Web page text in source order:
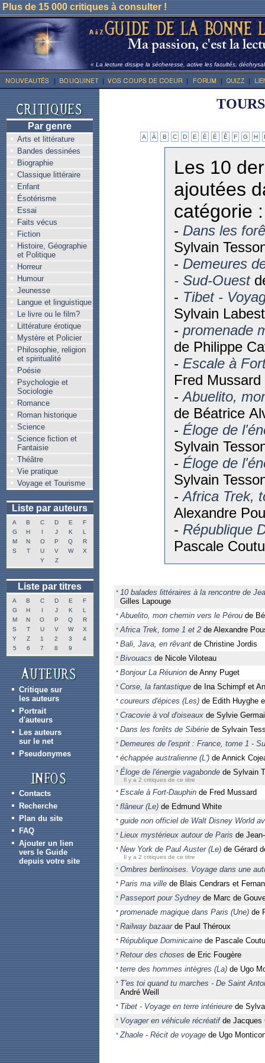
Plus de 15 000 critiques à consulter !
« La lecture dissipe la sécheresse, active les facultés,
Par genre
Arts et littérature
Bandes dessinées
Biographie
Classique littéraire
Enfant
Ésotérisme
Essai
Faits vécus
Fiction
Histoire, Géographie
et Politique
Horreur
Humour
Jeunesse
Langue et linguistique
Le livre ou le film?
Littérature érotique
Mystère et Policier
Philosophie, religion
et spiritualité
Poésie
Psychologie et
Sociologie
Romance
Roman historique
Science
Science fiction et
Fantaisie
Théâtre
Vie pratique
Voyage et Tourisme
Liste par auteurs
A B C D E
F
G
H I J K
L
M
N O P Q
R
S
T U V W
X
Y
Z
Liste par titres
A B C D E
F
G
H I J K
L
M
N O P Q
R
S
T U V W
X
Y
Z 1 2 3
4
5
6 7 8 9
Critique sur
les auteurs
Portrait
d'auteurs
Les auteurs
sur le net
Pseudonymes
Contacts
Recherche
Plan du site
FAQ
Ajouter un lien
vers le Guide
depuis votre site
A À B C D E È É Ê F G H
Les 10
ajoutées
catégorie :
- Dans les
Sylvain
- Demeures
- Sud-Ouest
- Tibet -
Sylvain
- promenade
de Philippe
- Escale à
Fred Mussard
-Abuelito,
de Béatrice
- Éloge de
Sylvain
- Éloge de
Sylvain
-Africa Trek,
Alexandre
- République
Pascale
10 balades littéraires à la rencontre de
Gilles Lapouge
Abuelito, mon chemin vers le Pérou de
Africa Trek, tome 1 et 2 de Alexandre
Bali, Java, en rêvant de Christine Jordis
Bivouacs de Nicole Viloteau
Bonjour La Réunion de Anny Puget
Corse, la fantastique de Ina Schimpf et
coureurs d'épices (Les) de Edith Huyghe
Cracovie à vol d'oiseaux de Sylvie
Dans les forêts de Sibérie de Sylvain
Demeures de l'esprit : France, tome 1 -
échappée australienne (L') de Annick
Éloge de l'énergie vagabonde de Sylvain
Il y a 2 critiques de ce titre
Escale à Fort-Dauphin de Fred Mussard
flâneur (Le) de Edmund White
guide non officiel de Walt Disney World
Lieux mystérieux autour de Paris de
New York de Paul Auster (Le) de Gérard
Il y a 2 critiques de ce titre
Ombres berlinoises. Voyage dans une
Paris ma ville de Blais Cendrars et
Passeport pour Sydney de Marc de
promenade magique dans Paris (Une) de
Railway bazaarde Paul Théroux
République Dominicaine de Pascale
Retour des choses de Eric Fougère
terre des hommes intègres (La) de Ugo
T'es toi quand tu marches - De Saint
André Weill
Tibet - Voyage en terre intérieure de
Voyager en véhicule récréatifde Jacques
Zhaole - Récit de voyage de Ugo